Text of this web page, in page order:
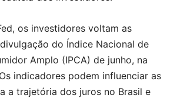
os investidores voltam as
do Índice Nacional de
Amplo (IPCA) de junho, na
indicadores podem influenciar as
a trajetória dos juros no Brasil e